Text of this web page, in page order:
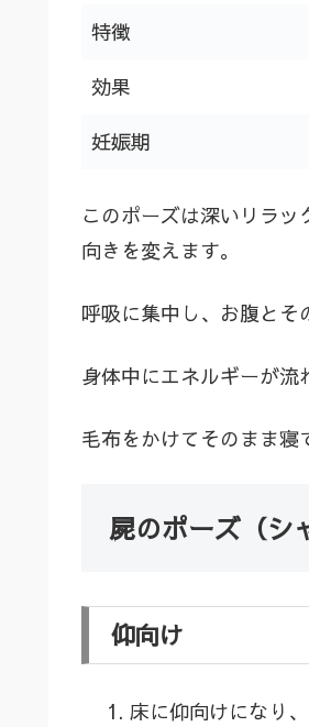
特徴
効果
妊娠期
このポーズは深いリラ
向きを変えます。
呼吸に集中し、お腹とそ
身体中にエネルギーが流
毛布をかけてそのまま寝
屍のポーズ（シ
仰向け
床に仰向けになり